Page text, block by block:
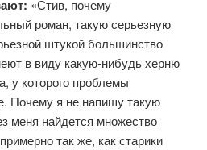
«Стив, почему
роман, такую серьезную
штукой большинство
в виду какую-нибудь херню
у которого проблемы
Почему я не напишу такую
меня найдется множество
так же, как старики